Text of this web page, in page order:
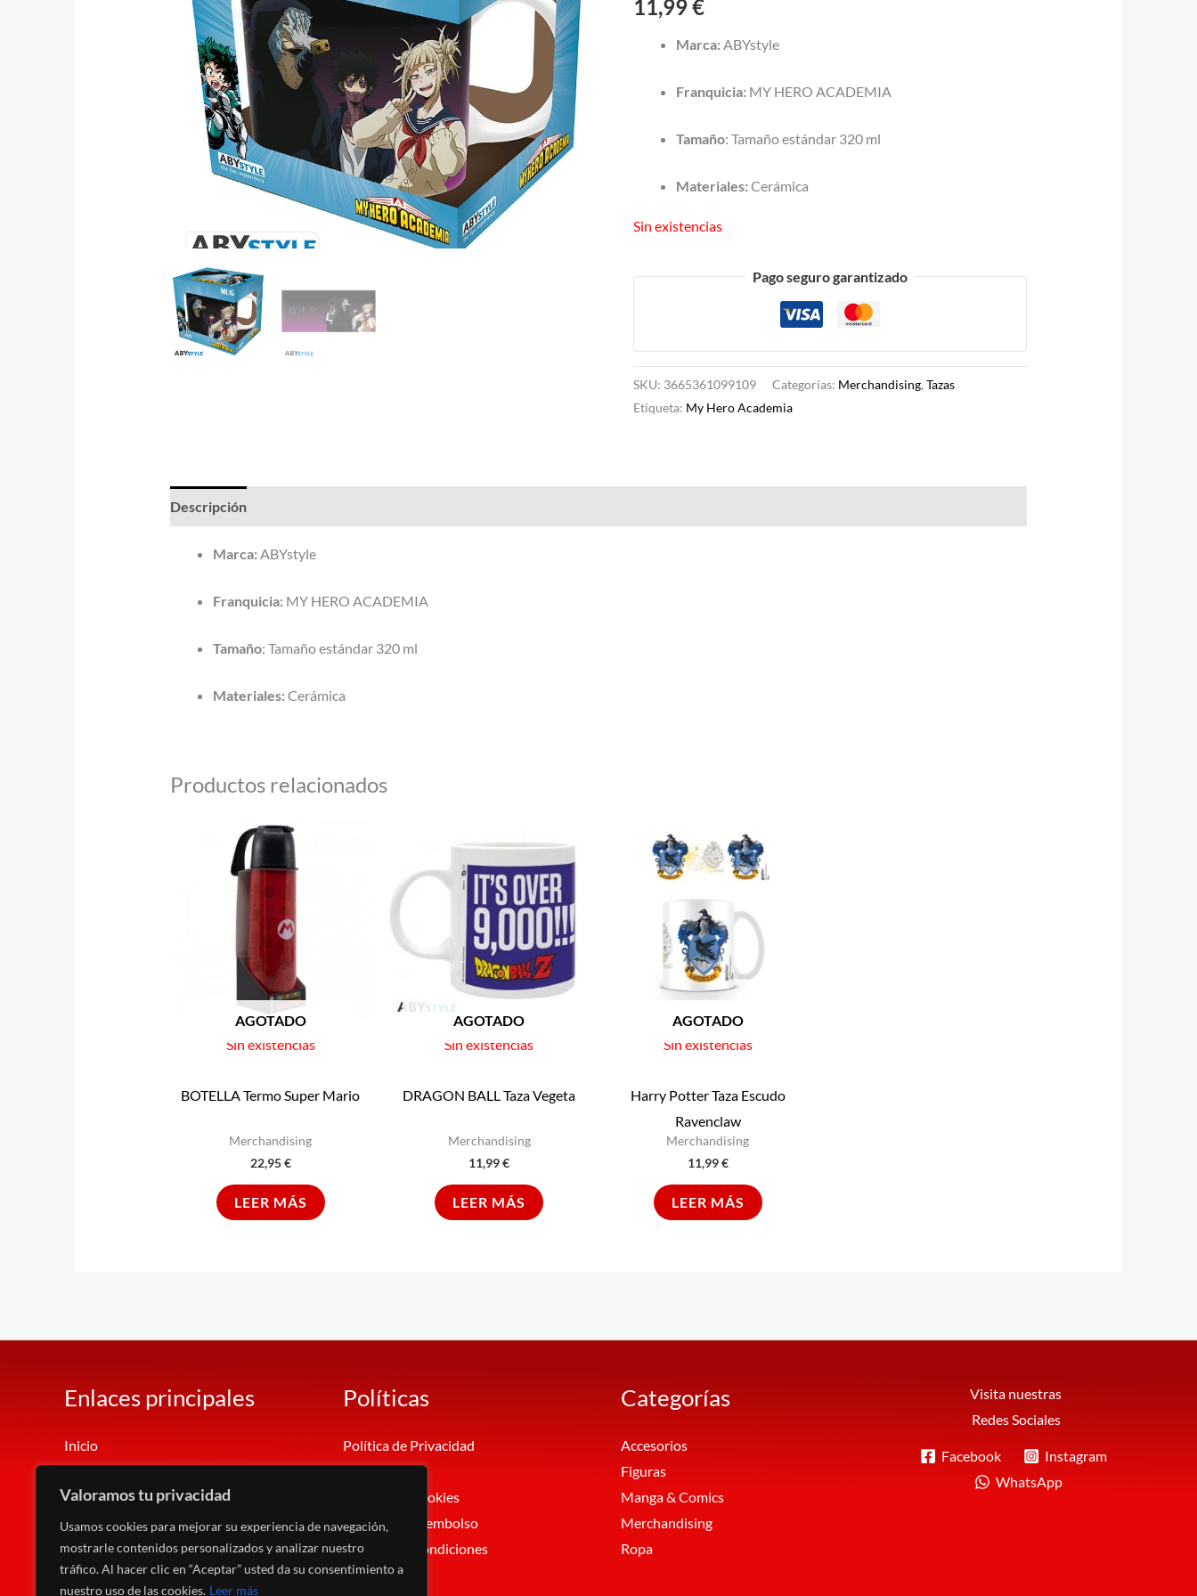
Valoramos tu privacidad
Usamos cookies para mejorar su experiencia de navegación,
mostrarle contenidos personalizados y analizar nuestro
tráfico. Al hacer clic en “Aceptar” usted da su consentimiento a
nuestro uso de las cookies. Leer más
11,99€
Marca: ABYstyle
Franquicia: MY HERO ACADEMIA
Tamaño: Tamaño estándar 320 ml
Materiales: Cerámica
Sin existencias
Pago seguro garantizado
SKU: 3665361099109 Categorías: Merchandising, Tazas
Etiqueta: My Hero Academia
Descripción
Marca: ABYstyle
Franquicia: MY HERO ACADEMIA
Tamaño: Tamaño estándar 320 ml
Materiales: Cerámica
Productos relacionados
AGOTADO
Sin existencias
BOTELLA Termo Super Mario
Merchandising
22,95€
LEER MÁS
AGOTADO
Sin existencias
DRAGON BALL Taza Vegeta
Merchandising
11,99€
LEER MÁS
AGOTADO
Sin existencias
Harry Potter Taza Escudo
Ravenclaw
Merchandising
11,99€
LEER MÁS
Enlaces principales
Inicio
Tienda
Contacto
Mi Cuenta
Carrito
Políticas
Política de Privacidad
Aviso legal
Política de Cookies
Política de Reembolso
Términos y Condiciones
Categorías
Accesorios
Figuras
Manga & Comics
Merchandising
Ropa
Visita nuestras
Redes Sociales
Facebook
Instagram
WhatsApp